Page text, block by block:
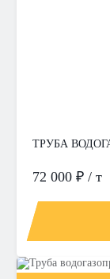
ТРУБА
72 000 ₽ / т